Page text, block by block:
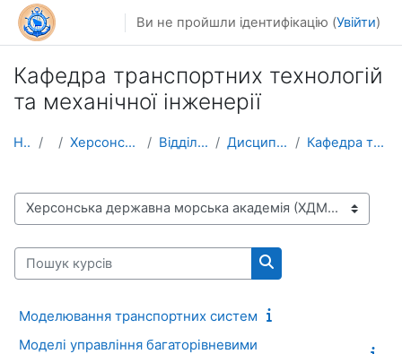
Перейти до головного вмісту
Ви не пройшли ідентифікацію (Увійти)
Кафедра транспортних технологій
та механічної інженерії
На головну Курси Херсонська державна морська академія (ХДМА) Відділ аспірантури та докторантури Дисципліни вільного вибору для аспірантів Кафедра транспортних технологій та механічної інже...
Категорії курсів
Пошук курсів
Пошук курсів
Моделювання транспортних систем
Моделі управління багаторівневими